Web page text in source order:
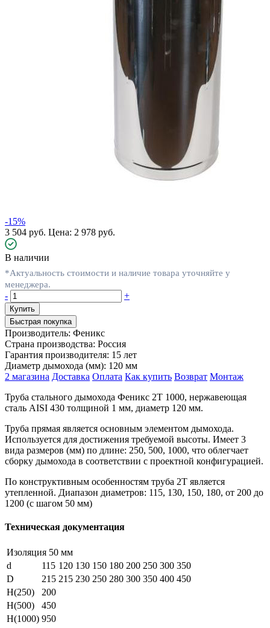
-15%
3 504 руб. Цена: 2 978 руб.
В наличии
*Актуальность стоимости и наличие товара уточняйте у
менеджера.
-
+
Быстрая покупка
Производитель: Феникс
Страна производства: Россия
Гарантия производителя: 15 лет
Диаметр дымохода (мм): 120 мм
2 магазина Доставка Оплата Как купить Возврат Монтаж
Труба стального дымохода Феникс 2Т 1000, нержавеющая
сталь AISI 430 толщиной 1 мм, диаметр 120 мм.
Труба прямая является основным элементом дымохода.
Используется для достижения требуемой высоты. Имеет 3
вида размеров (мм) по длине: 250, 500, 1000, что облегчает
сборку дымохода в соответствии с проектной конфигурацией.
По конструктивным особенностям труба 2Т является
утепленной. Диапазон диаметров: 115, 130, 150, 180, от 200 до
1200 (с шагом 50 мм)
Техническая документация
Изоляция 50 мм
d
115 120 130 150 180 200 250 300 350
D
215 215 230 250 280 300 350 400 450
H(250)
200
H(500)
450
H(1000) 950